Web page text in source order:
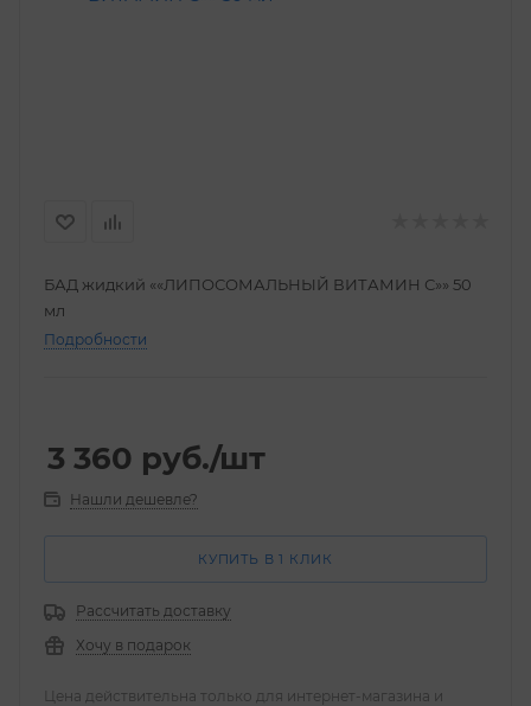
БАД жидкий ««ЛИПОСОМАЛЬНЫЙ ВИТАМИН С»» 50
мл
Подробности
3 360 руб./шт
Нашли дешевле?
КУПИТЬ В 1 КЛИК
Рассчитать доставку
Хочу в подарок
Цена действительна только для интернет-магазина и